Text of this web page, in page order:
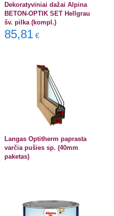
Dekoratyviniai dažai Alpina
BETON-OPTIK SET Hellgrau
šv. pilka (kompl.)
85,81 €
Langas Optitherm paprasta
varčia pušies sp. (40mm
paketas)